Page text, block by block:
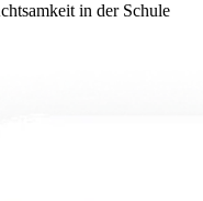
in der Schule